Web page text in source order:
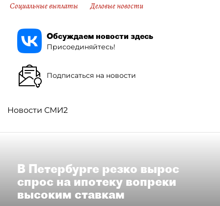
Социальные выплаты
Деловые новости
Обсуждаем новости здесь
Присоединяйтесь!
Подписаться на новости
Новости СМИ2
В Петербурге резко вырос
спрос на ипотеку вопреки
высоким ставкам